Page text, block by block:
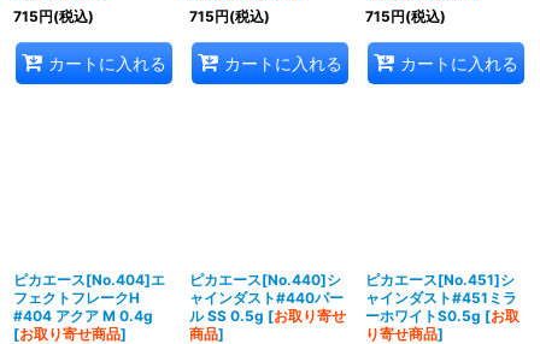
715円(税込)
カートに入れる
715円(税込)
カートに入れる
715円(税込)
カートに入れる
ピカエース[No.404]エ
フェクトフレークH
#404 アクア M 0.4g
[お取り寄せ商品]
ピカエース[No.440]シ
ャインダスト#440パー
ル SS 0.5g [お取り寄せ
商品]
ピカエース[No.451]シ
ャインダスト#451ミラ
ーホワイトS0.5g [お取
り寄せ商品]